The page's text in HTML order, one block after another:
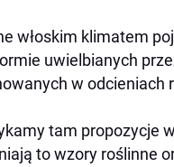
włoskim klimatem
uwielbianych
w odcieniach
tam propozycje
to wzory roślinne